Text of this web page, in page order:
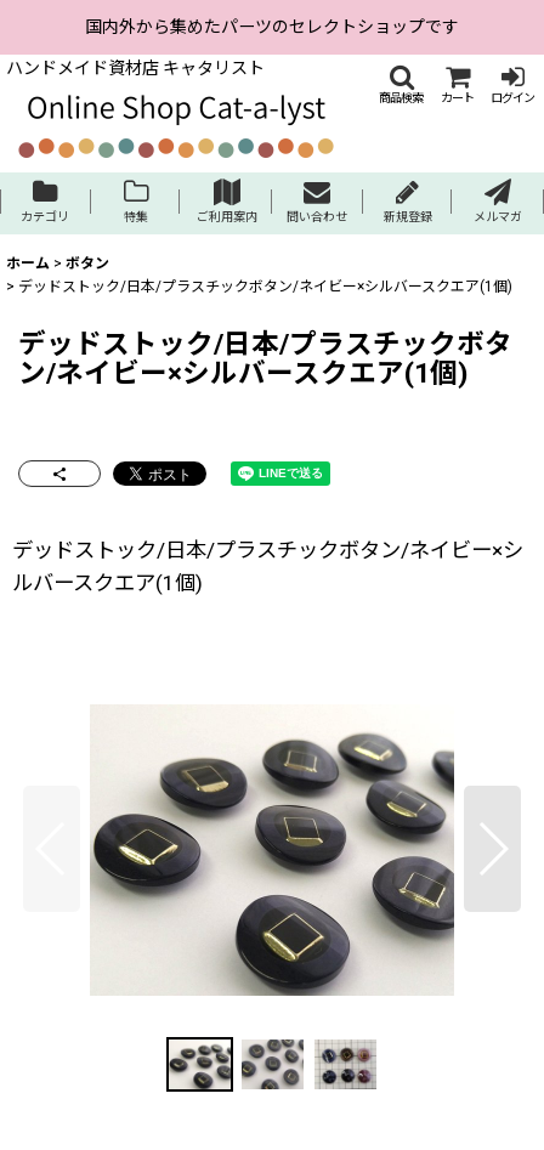
国内外から集めたパーツのセレクトショップです
ハンドメイド資材店 キャタリスト
商品検索 カート ログイン
カテゴリ 特集 ご利用案内 問い合わせ 新規登録 メルマガ
ホーム > ボタン
> デッドストック/日本/プラスチックボタン/ネイビー×シルバースクエア(1個)
デッドストック/日本/プラスチックボタ
ン/ネイビー×シルバースクエア(1個)
デッドストック/日本/プラスチックボタン/ネイビー×シ
ルバースクエア(1個)